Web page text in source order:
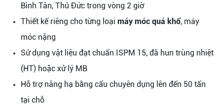
Bình Tân, Thủ Đức trong vòng 2 giờ
Thiết kế riêng cho từng loại máy móc quá khổ, máy
móc nặng
Sử dụng vật liệu đạt chuẩn ISPM 15, đã hun trùng nhiệt
(HT) hoặc xử lý MB
Hỗ trợ nâng hạ bằng cẩu chuyên dụng lên đến 50 tấn
tại chỗ